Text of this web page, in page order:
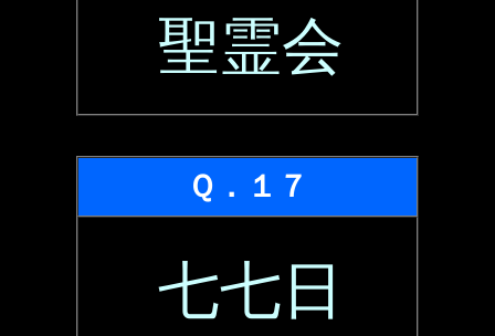
聖霊会
Ｑ．１７
七七日